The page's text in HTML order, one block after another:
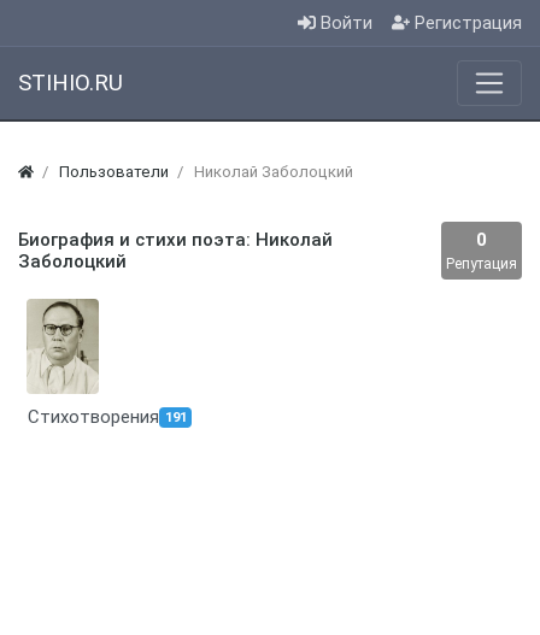
Войти Регистрация
STIHIO.RU
Пользователи Николай Заболоцкий
Биография и стихи поэта: Николай
Заболоцкий
0
Репутация
Стихотворения 191